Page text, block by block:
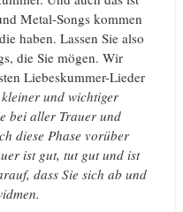
Metal-Songs kommen
haben. Lassen Sie also
die Sie mögen. Wir
Liebeskummer-Lieder
und wichtiger
bei aller Trauer und
diese Phase vorüber
ist gut, tut gut und ist
dass Sie sich ab und